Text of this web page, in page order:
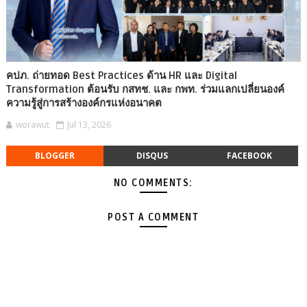
คปภ. ถ่ายทอด Best Practices ด้าน HR และ Digital
Transformation ต้อนรับ กสทช. และ กพท. ร่วมแลกเปลี่ยนองค์
ความรู้สู่การสร้างองค์กรแห่งอนาคต
worawut Jul 13, 2026
BLOGGER DISQUS FACEBOOK
NO COMMENTS:
POST A COMMENT